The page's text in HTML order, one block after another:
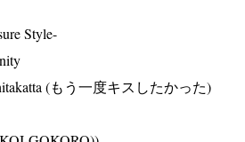
Style-
(もう一度キスしたかった)